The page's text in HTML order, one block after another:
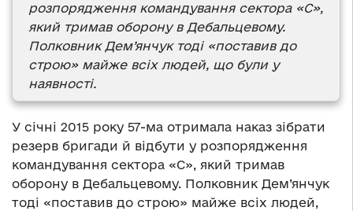
розпорядження командування сектора «С»,
який тримав оборону в Дебальцевому.
Полковник Дем’янчук тоді «поставив до
строю» майже всіх людей, що були у
наявності.
У січні 2015 року 57-ма отримала наказ зібрати
резерв бригади й відбути у розпорядження
командування сектора «С», який тримав
оборону в Дебальцевому. Полковник Дем’янчук
тоді «поставив до строю» майже всіх людей,